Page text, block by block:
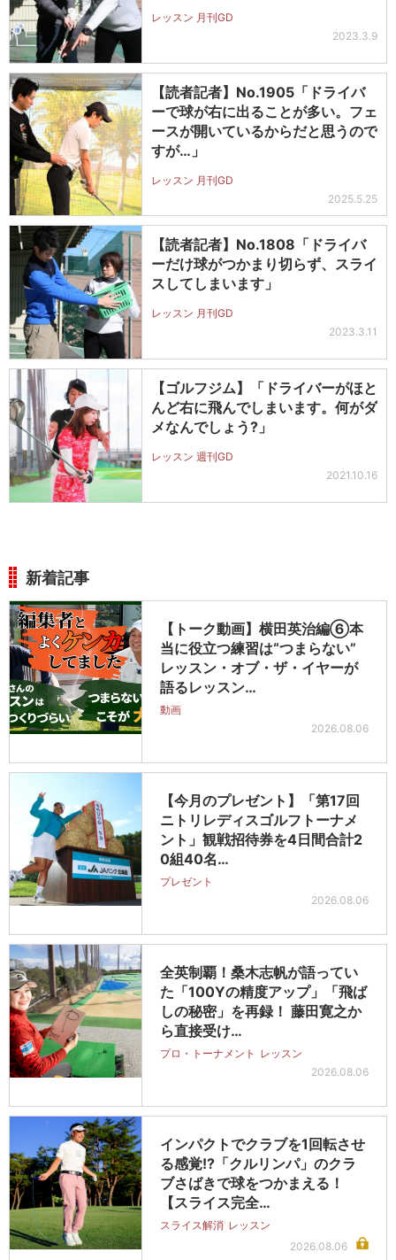
レッスン 月刊GD
2023.3.9
【読者記者】No.1905「ドライバ
ーで球が右に出ることが多い。フェ
ースが開いているからだと思うので
すが…」
レッスン 月刊GD
2025.5.25
【読者記者】No.1808「ドライバ
ーだけ球がつかまり切らず、スライ
スしてしまいます」
レッスン 月刊GD
2023.3.11
【ゴルフジム】「ドライバーがほと
んど右に飛んでしまいます。何がダ
メなんでしょう?」
レッスン 週刊GD
2021.10.16
新着記事
【トーク動画】横田英治編⑥本
当に役立つ練習は“つまらない”
レッスン・オブ・ザ・イヤーが
語るレッスン…
動画
2026.08.06
【今月のプレゼント】「第17回
ニトリレディスゴルフトーナメ
ント」観戦招待券を4日間合計2
0組40名…
プレゼント
2026.08.06
全英制覇！桑木志帆が語ってい
た「100Yの精度アップ」「飛ば
しの秘密」を再録！ 藤田寛之か
ら直接受け…
プロ・トーナメント レッスン
2026.08.06
インパクトでクラブを1回転させ
る感覚!?「クルリンパ」のクラ
ブさばきで球をつかまえる！
【スライス完全…
スライス解消 レッスン
2026.08.06